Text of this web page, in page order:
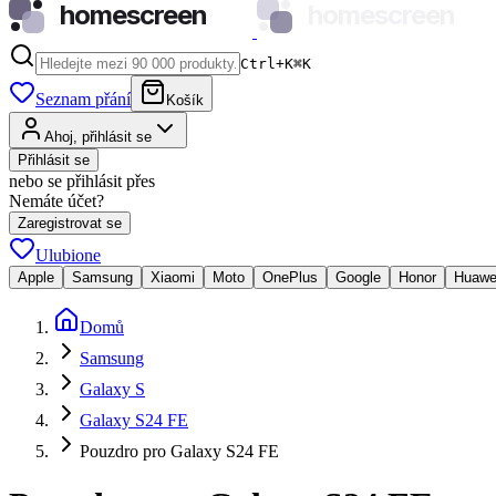
homescreen
Ctrl+K⌘K
Seznam přání Košík
Ahoj, přihlásit se
Přihlásit se
nebo se přihlásit přes
Nemáte účet?
Zaregistrovat se
Ulubione
Apple Samsung Xiaomi Moto OnePlus Google Honor
Domů
Samsung
Galaxy S
Galaxy S24 FE
Pouzdro pro Galaxy S24 FE